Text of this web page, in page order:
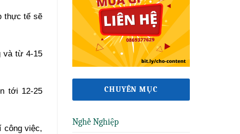
thực tế sẽ
và từ 4-15
tới 12-25
công việc,
CHUYÊN MỤC
Nghề Nghiệp